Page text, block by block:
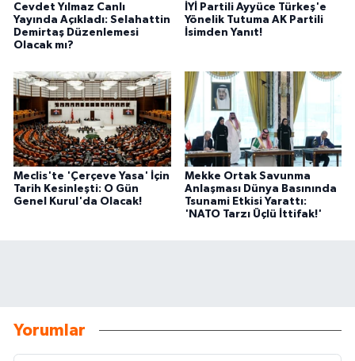
Cevdet Yılmaz Canlı
Yayında Açıkladı: Selahattin
Demirtaş Düzenlemesi
Olacak mı?
İYİ Partili Ayyüce Türkeş'e
Yönelik Tutuma AK Partili
İsimden Yanıt!
Meclis'te 'Çerçeve Yasa' İçin
Tarih Kesinleşti: O Gün
Genel Kurul'da Olacak!
Mekke Ortak Savunma
Anlaşması Dünya Basınında
Tsunami Etkisi Yarattı:
'NATO Tarzı Üçlü İttifak!'
Yorumlar